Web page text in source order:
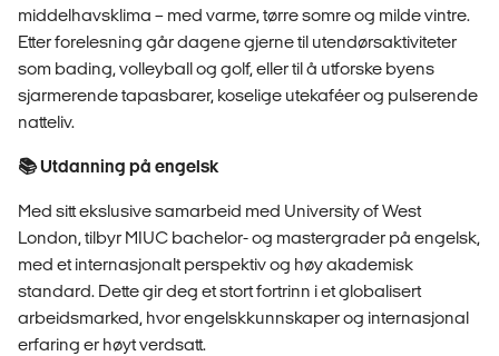
middelhavsklima – med varme, tørre somre og milde vintre.
Etter forelesning går dagene gjerne til utendørsaktiviteter
som bading, volleyball og golf, eller til å utforske byens
sjarmerende tapasbarer, koselige utekaféer og pulserende
natteliv.
📚 Utdanning på engelsk
Med sitt ekslusive samarbeid med University of West
London, tilbyr MIUC bachelor- og mastergrader på engelsk,
med et internasjonalt perspektiv og høy akademisk
standard. Dette gir deg et stort fortrinn i et globalisert
arbeidsmarked, hvor engelskkunnskaper og internasjonal
erfaring er høyt verdsatt.